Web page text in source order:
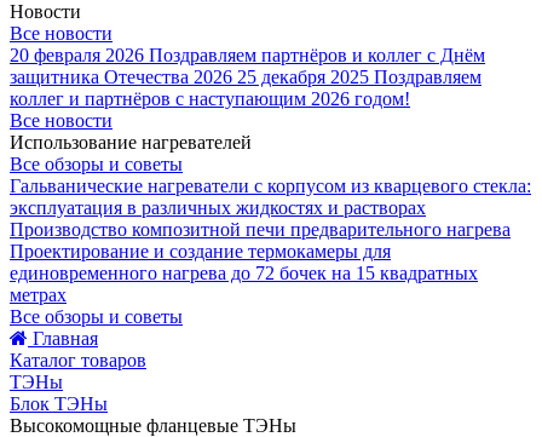
Новости
Все новости
20 февраля 2026 Поздравляем партнёров и коллег с Днём
защитника Отечества 2026 25 декабря 2025 Поздравляем
коллег и партнёров с наступающим 2026 годом!
Все новости
Использование нагревателей
Все обзоры и советы
Гальванические нагреватели с корпусом из кварцевого стекла:
эксплуатация в различных жидкостях и растворах
Производство композитной печи предварительного нагрева
Проектирование и создание термокамеры для
единовременного нагрева до 72 бочек на 15 квадратных
метрах
Все обзоры и советы
Главная
Каталог товаров
ТЭНы
Блок ТЭНы
Высокомощные фланцевые ТЭНы